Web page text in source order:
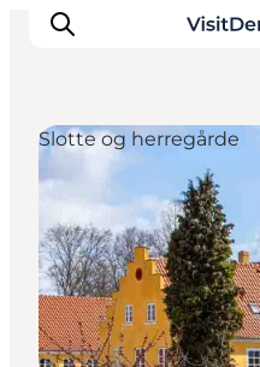
Inspirasjon
Reisemål
Aktiviteter
Overnatting
Planlegg reisen
Slotte og herregårde